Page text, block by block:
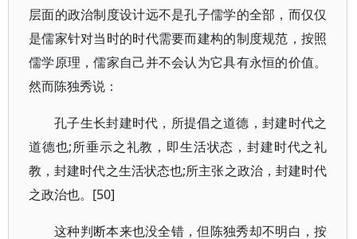
层面的政治制度设计远不是孔子儒学的全部，而仅仅
是儒家针对当时的时代需要而建构的制度规范，按照
儒学原理，儒家自己并不会认为它具有永恒的价值。
然而陈独秀说：
孔子生长封建时代，所提倡之道德，封建时代之
道德也;所垂示之礼教，即生活状态，封建时代之礼
教，封建时代之生活状态也;所主张之政治，封建时代
之政治也。[50]
这种判断本来也没全错，但陈独秀却不明白，按